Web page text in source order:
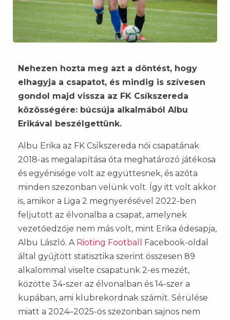
Nehezen hozta meg azt a döntést, hogy
elhagyja a csapatot, és mindig is szívesen
gondol majd vissza az FK Csíkszereda
közösségére: búcsúja alkalmából Albu
Erikával beszélgettünk.
Albu Erika az FK Csíkszereda női csapatának
2018-as megalapítása óta meghatározó játékosa
és egyénisége volt az együttesnek, és azóta
minden szezonban velünk volt. Így itt volt akkor
is, amikor a Liga 2 megnyerésével 2022-ben
feljutott az élvonalba a csapat, amelynek
vezetőedzője nem más volt, mint Erika édesapja,
Albu László. A Rioting Football
Facebook-oldal
által gyűjtött statisztika szerint összesen 89
alkalommal viselte csapatunk 2-es mezét,
közötte 34-szer az élvonalban és 14-szer a
kupában, ami klubrekordnak számít. Sérülése
miatt a 2024–2025-ös szezonban sajnos nem